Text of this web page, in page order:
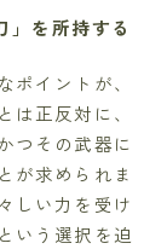
」を所持する
イントが、
は正反対に、
つその武器に
が求められま
しい力を受け
いう選択を迫